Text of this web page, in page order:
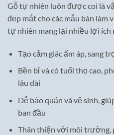
Gỗ tự nhiên luôn được coi là
đẹp mắt cho các mẫu bàn làm
tự nhiên mang lại nhiều lợi ích
Tạo cảm giác ấm áp, sang
Bền bỉ và có tuổi thọ cao,
lâu dài
Dễ bảo quản và vệ sinh,
ban đầu
Thân thiện với môi